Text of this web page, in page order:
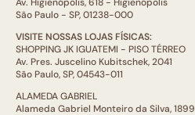
São Paulo - SP, 01238-000
VISITE NOSSAS LOJAS FÍSICAS:
SHOPPING JK IGUATEMI - PISO TÉRREO
Av. Pres. Juscelino Kubitschek, 2041
São Paulo, SP, 04543-011
ALAMEDA GABRIEL
Alameda Gabriel Monteiro da Silva, 1899